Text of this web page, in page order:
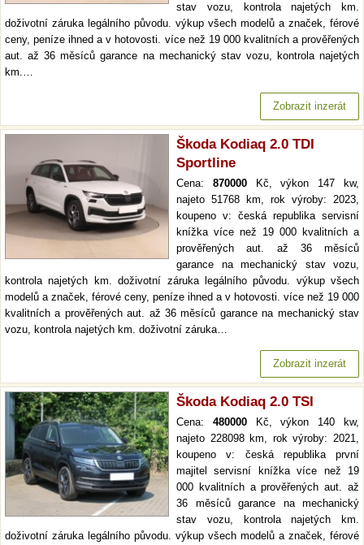
stav vozu, kontrola najetých km.
doživotní záruka legálního původu. výkup všech modelů a značek, férové
ceny, peníze ihned a v hotovosti. více než 19 000 kvalitních a prověřených
aut. až 36 měsíců garance na mechanický stav vozu, kontrola najetých
km.…
Zobrazit inzerát
Škoda Kodiaq 2.0 TDI
Sportline
Cena: 870000Kč, výkon 147 kw,
najeto 51768 km, rok výroby: 2023,
koupeno v: česká republika servisní
knížka více než 19 000 kvalitních a
prověřených aut. až 36 měsíců
garance na mechanický stav vozu,
kontrola najetých km. doživotní záruka legálního původu. výkup všech
modelů a značek, férové ceny, peníze ihned a v hotovosti. více než 19 000
kvalitních a prověřených aut. až 36 měsíců garance na mechanický stav
vozu, kontrola najetých km. doživotní záruka…
Zobrazit inzerát
Škoda Kodiaq 2.0 TSI
Cena: 480000Kč, výkon 140 kw,
najeto 228098 km, rok výroby: 2021,
koupeno v: česká republika první
majitel servisní knížka více než 19
000 kvalitních a prověřených aut. až
36 měsíců garance na mechanický
stav vozu, kontrola najetých km.
doživotní záruka legálního původu. výkup všech modelů a značek, férové